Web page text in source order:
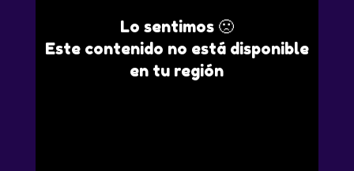
Lo sentimos 🙁
Este contenido no está disponible
en tu región